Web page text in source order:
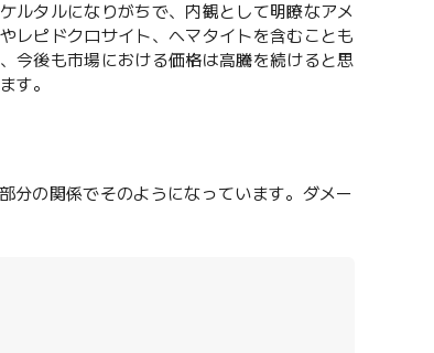
ルタルになりがちで、内観として明瞭なアメ
レピドクロサイト、ヘマタイトを含むことも
今後も市場における価格は高騰を続けると思
す。
分の関係でそのようになっています。ダメー